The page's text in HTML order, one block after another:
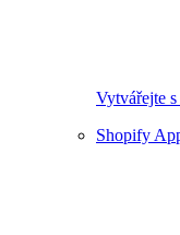
Vytvářejte
Shopify